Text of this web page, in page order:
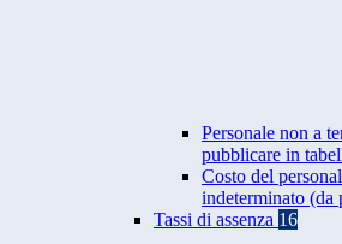
Personale non a
pubblicare in
Costo del
indeterminato (da
Tassi di assenza 16